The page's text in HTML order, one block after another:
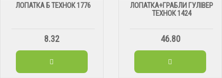
ЛОПАТКА Б ТЕХНОК 1776
8.32
ЛОПАТКА+ГРАБЛИ ГУЛІВЕР
ТЕХНОК 1424
46.80